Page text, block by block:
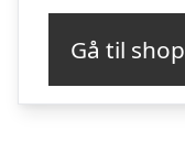
Gå til shop